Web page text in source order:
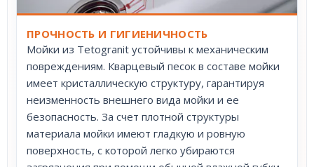
ПРОЧНОСТЬ И ГИГИЕНИЧНОСТЬ
Мойки из Tetogranit устойчивы к механическим
повреждениям. Кварцевый песок в составе мойки
имеет кристаллическую структуру, гарантируя
неизменность внешнего вида мойки и ее
безопасность. За счет плотной структуры
материала мойки имеют гладкую и ровную
поверхность, с которой легко убираются